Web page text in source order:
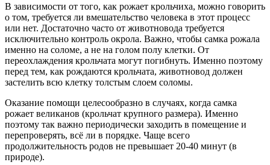
В зависимости от того, как рожает крольчиха, можно говорить
о том, требуется ли вмешательство человека в этот процесс
или нет. Достаточно часто от животновода требуется
исключительно контроль окрола. Важно, чтобы самка рожала
именно на соломе, а не на голом полу клетки. От
переохлаждения крольчата могут погибнуть. Именно поэтому
перед тем, как рождаются крольчата, животновод должен
застелить всю клетку толстым слоем соломы.
Оказание помощи целесообразно в случаях, когда самка
рожает великанов (крольчат крупного размера). Именно
поэтому так важно периодически заходить в помещение и
перепроверять, всё ли в порядке. Чаще всего
продолжительность родов не превышает 20-40 минут (в
природе).